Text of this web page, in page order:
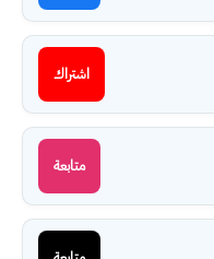
اشتراك
متابعة